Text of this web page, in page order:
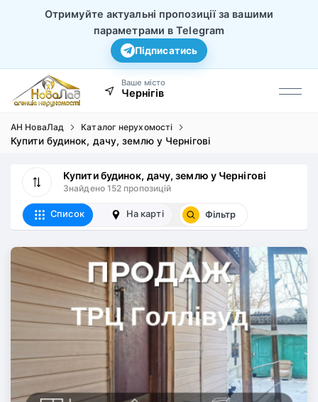
Отримуйте актуальні пропозиції за вашими
параметрами в Telegram
Підписатись
Ваше місто
Чернігів
АН НоваЛад Каталог нерухомості
Купити будинок, дачу, землю у Чернігові
Купити будинок, дачу, землю у Чернігові
Знайдено 152 пропозицій
Фільтр
Список На карті